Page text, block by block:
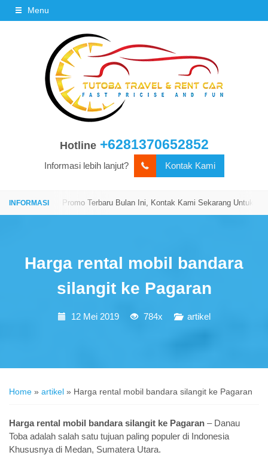
Menu
Hotline +6281370652852
Informasi lebih lanjut? Kontak Kami
Kami! Promo Terbaru Bulan Ini, Kontak Kami Sekarang Untuk
Harga rental mobil bandara
silangit ke Pagaran
12 Mei 2019 784x artikel
Home » artikel » Harga rental mobil bandara silangit ke Pagaran
Harga rental mobil bandara silangit ke Pagaran – Danau
Toba adalah salah satu tujuan paling populer di Indonesia
Khususnya di Medan, Sumatera Utara.